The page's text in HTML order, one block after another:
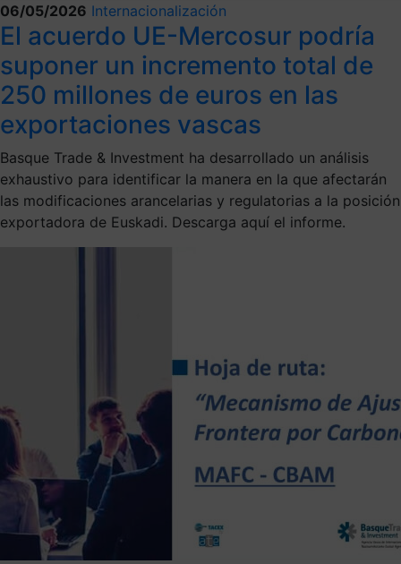
06/05/2026 Internacionalización
El acuerdo UE-Mercosur podría
suponer un incremento total de
250 millones de euros en las
exportaciones vascas
Basque Trade & Investment ha desarrollado un análisis
exhaustivo para identificar la manera en la que afectarán
las modificaciones arancelarias y regulatorias a la posición
exportadora de Euskadi. Descarga aquí el informe.